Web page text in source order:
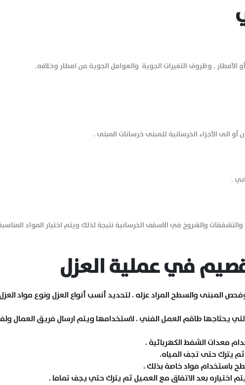
الأمطار . وظروف التغيرات الجوية والعوامل الجوية من امطار وخلافه.
الى الأجزاء الخرسانية للمبنى خرسانات المبنى .
.
والشروخ في الاسقف الخرسانية نتيجة لذلك ويتم اختيار المواد
في عملية العزل
والسطح المراد عزله . لتحديد أنسب أنواع العزل ونوع مواد العزل
يحتاجها طاقم العمل الفني . لاستخدامها ويتم ارسال فريق العمال
معدات الشفط الكهربائية .
ثم يترك حتى تجف المياه.
باستخدام مواد خاصة بذلك .
اختياره بعد الاتفاق مع العميل ثم يترك حتي يجف تماما .
المقالات
الخدمات